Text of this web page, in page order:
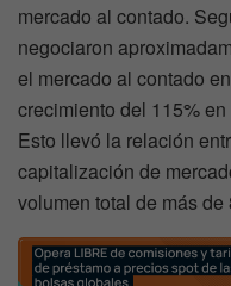
mercado al contado.
negociaron
el mercado al contado
crecimiento del 115%
Esto llevó la relación
capitalización de
volumen total de más